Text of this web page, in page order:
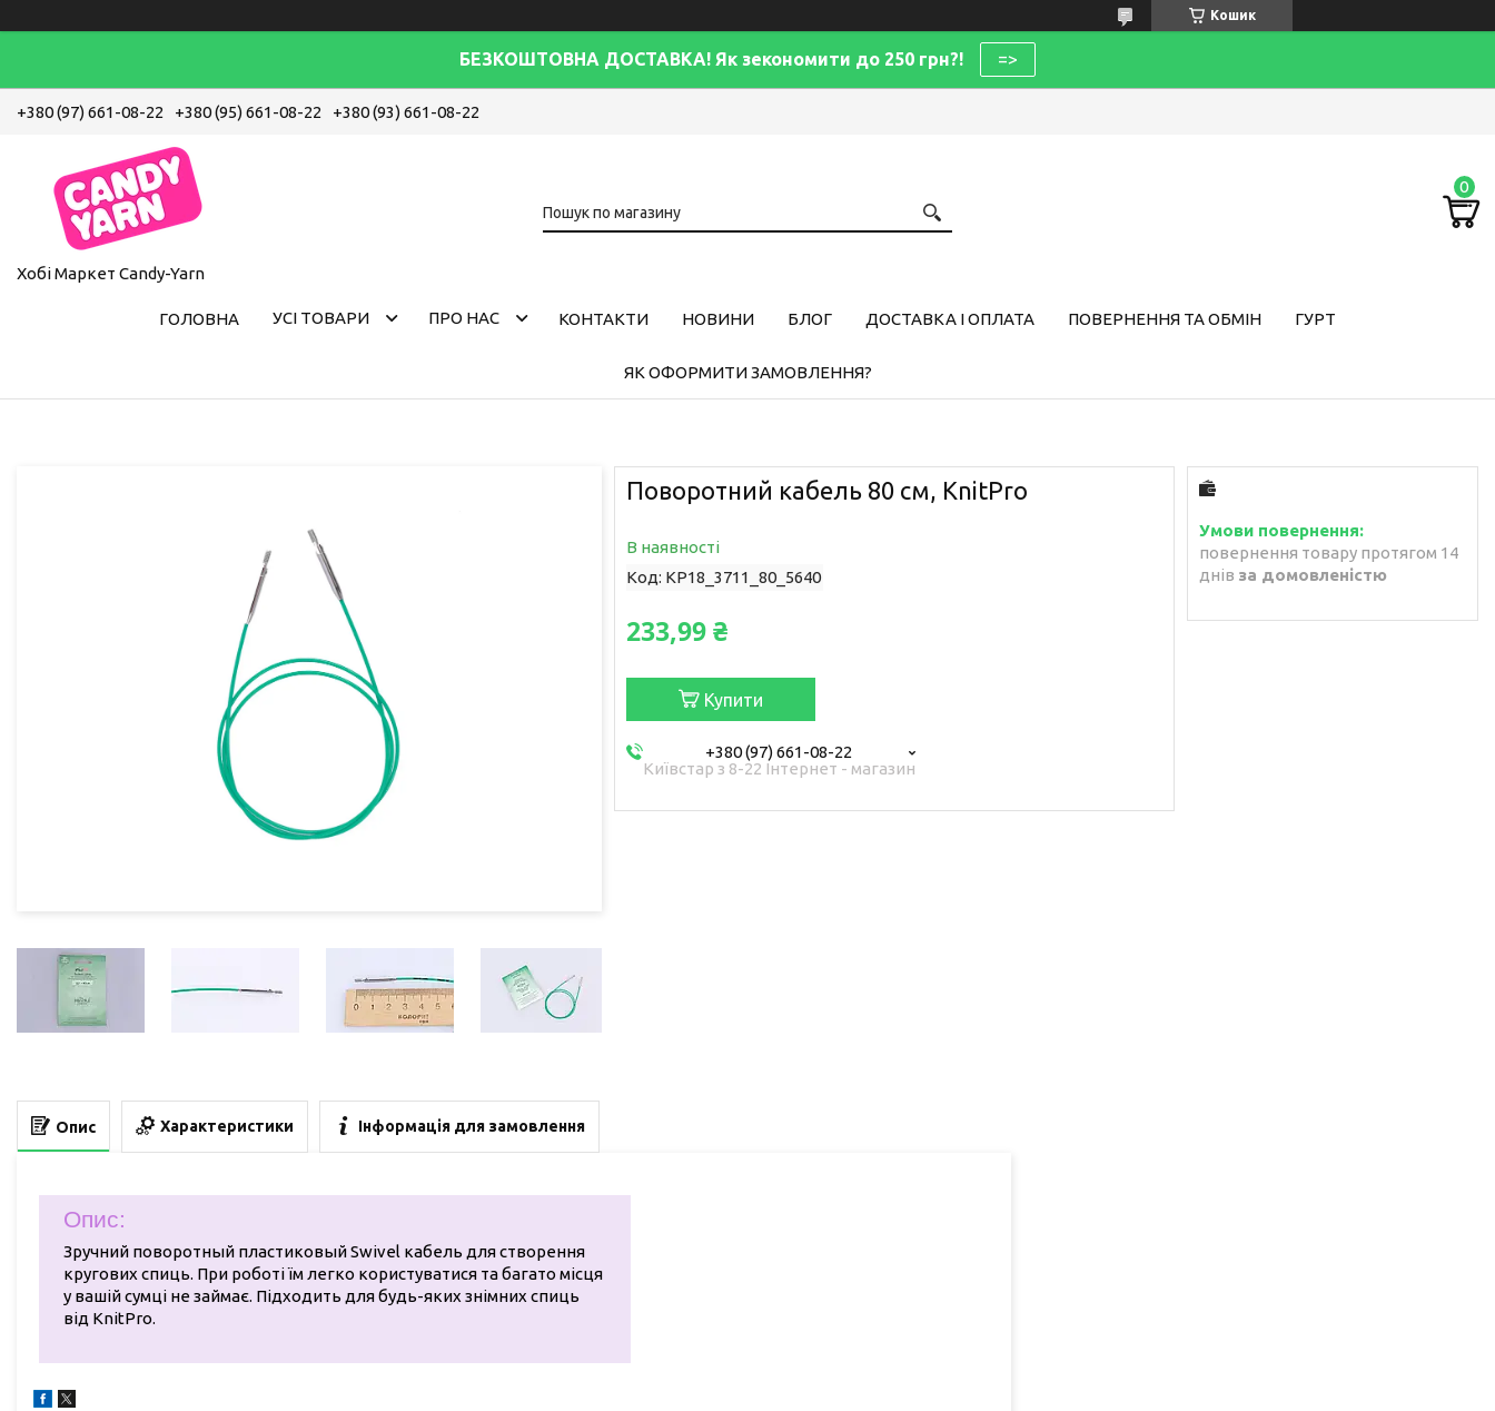
Кошик
БЕЗКОШТОВНА ДОСТАВКА! Як зекономити до 250 грн?! =>
+380 (97) 661-08-22 +380 (95) 661-08-22 +380 (93) 661-08-22
Хобі Маркет Candy-Yarn
ГОЛОВНА УСІ ТОВАРИ ПРО НАС КОНТАКТИ НОВИНИ БЛОГ ДОСТАВКА І ОПЛАТА ПОВЕРНЕННЯ ТА ОБМІН ГУРТ
ЯК ОФОРМИТИ ЗАМОВЛЕННЯ?
Поворотний кабель 80 см, KnitPro
В наявності
Код: KP18_3711_80_5640
233,99 ₴
Купити
+380 (97) 661-08-22
Київстар з 8-22 Інтернет - магазин
повернення товару протягом 14
днів за домовленістю
Опис Характеристики Інформація для замовлення
Опис:
Зручний поворотный пластиковый Swivel кабель для створення
кругових спиць. При роботі їм легко користуватися та багато місця
у вашій сумці не займає. Підходить для будь-яких знімних спиць
від KnitPro.